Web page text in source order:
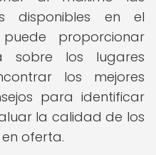
disponibles en el
proporcionar
sobre los lugares
los mejores
para identificar
la calidad de los
oferta.